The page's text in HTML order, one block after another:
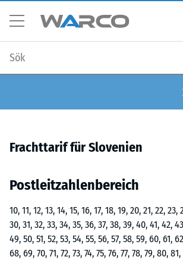
Frachttarif für Slovenien
Postleitzahlenbereich
10, 11, 12, 13, 14, 15, 16, 17, 18, 19, 20, 21, 22,
30, 31, 32, 33, 34, 35, 36, 37, 38, 39, 40, 41, 42,
49, 50, 51, 52, 53, 54, 55, 56, 57, 58, 59, 60, 61,
68, 69, 70, 71, 72, 73, 74, 75, 76, 77, 78, 79, 80,